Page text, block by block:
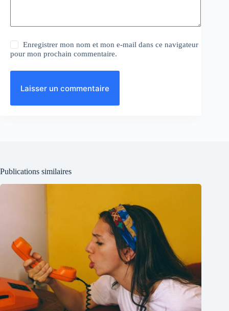
Enregistrer mon nom et mon e-mail dans ce navigateur
pour mon prochain commentaire.
Laisser un commentaire
Publications similaires